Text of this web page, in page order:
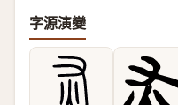
字源演變